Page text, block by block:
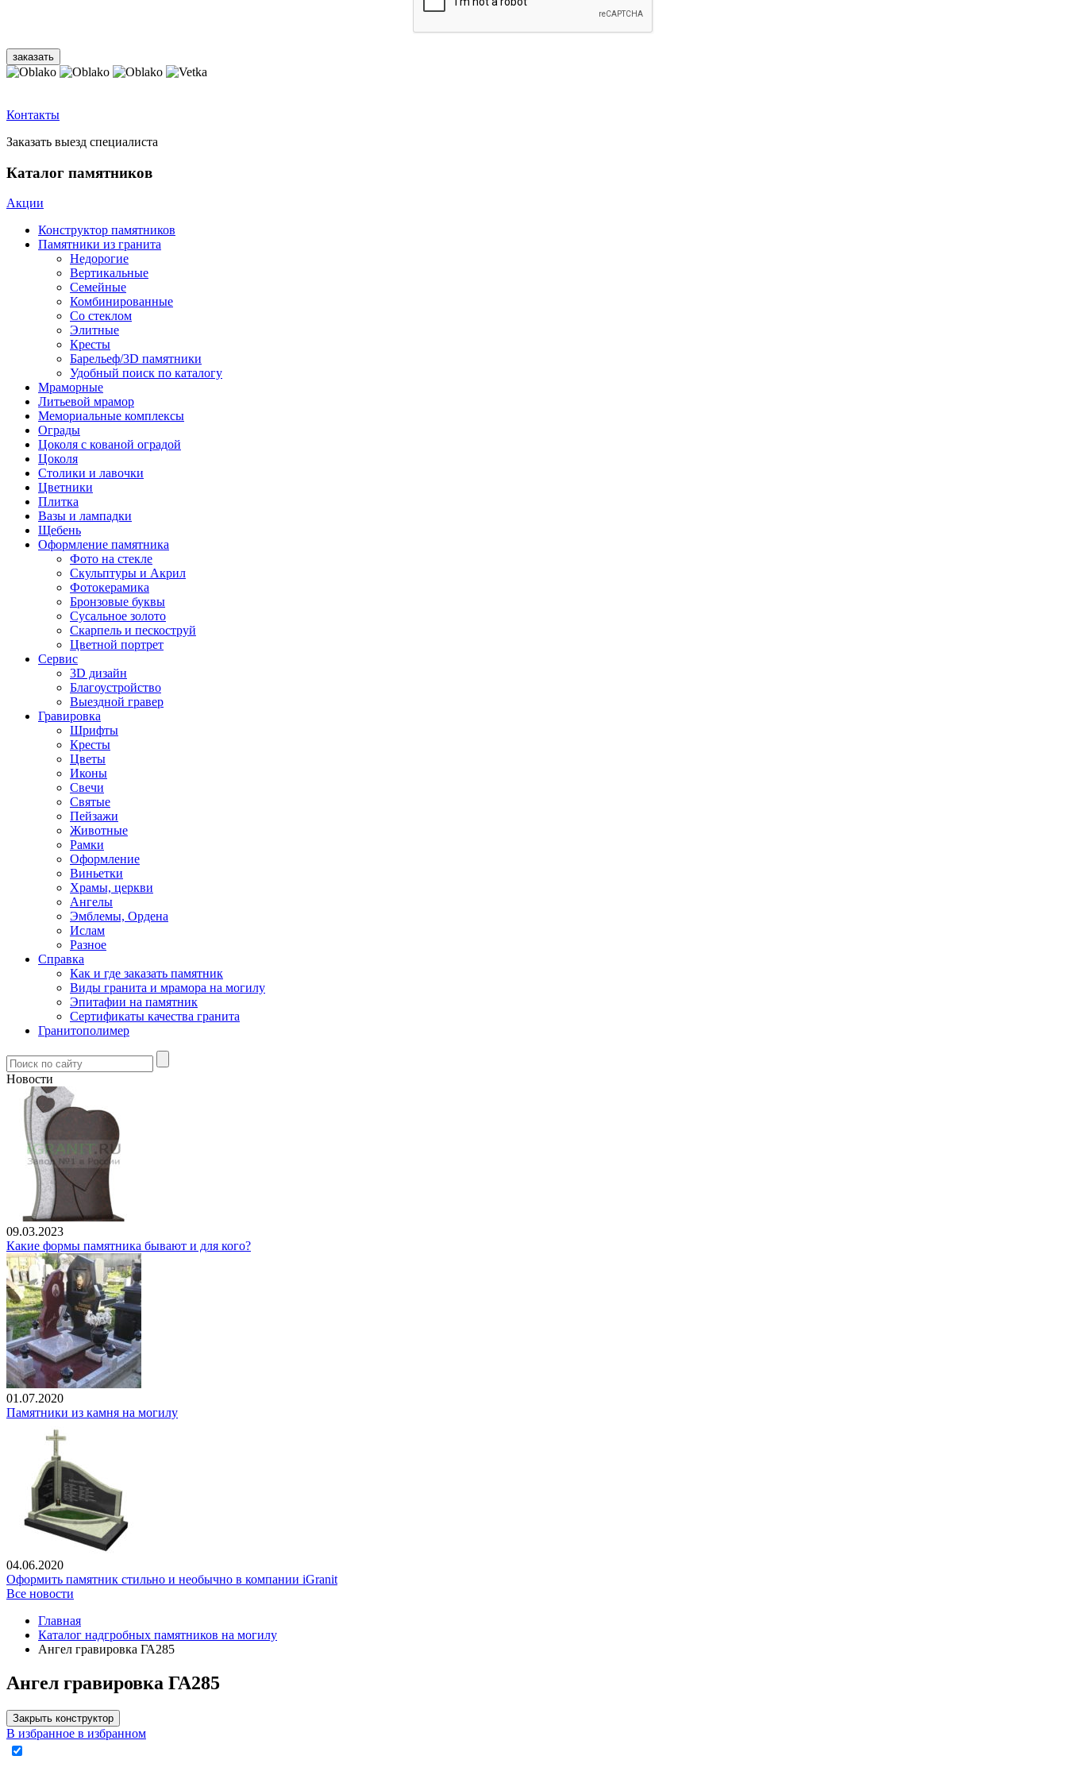
Контакты
Заказать выезд специалиста
Каталог памятников
Акции
Конструктор памятников
Памятники из гранита
Недорогие
Вертикальные
Семейные
Комбинированные
Со стеклом
Элитные
Кресты
Барельеф/3D памятники
Удобный поиск по каталогу
Мраморные
Литьевой мрамор
Мемориальные комплексы
Ограды
Цоколя с кованой оградой
Цоколя
Столики и лавочки
Цветники
Плитка
Вазы и лампадки
Щебень
Оформление памятника
Фото на стекле
Скульптуры и Акрил
Фотокерамика
Бронзовые буквы
Сусальное золото
Скарпель и пескоструй
Цветной портрет
Сервис
3D дизайн
Благоустройство
Выездной гравер
Гравировка
Шрифты
Кресты
Цветы
Иконы
Свечи
Святые
Пейзажи
Животные
Рамки
Оформление
Виньетки
Храмы, церкви
Ангелы
Эмблемы, Ордена
Ислам
Разное
Справка
Как и где заказать памятник
Виды гранита и мрамора на могилу
Эпитафии на памятник
Сертификаты качества гранита
Гранитополимер
Новости
09.03.2023
Какие формы памятника бывают и для кого?
01.07.2020
Памятники из камня на могилу
04.06.2020
Оформить памятник стильно и необычно в компании iGranit
Все новости
Главная
Каталог надгробных памятников на могилу
Ангел гравировка ГА285
Ангел гравировка ГА285
Закрыть конструктор
В избранное в избранном